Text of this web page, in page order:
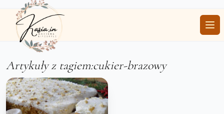
Artykuły z tagiem:cukier-brazowy